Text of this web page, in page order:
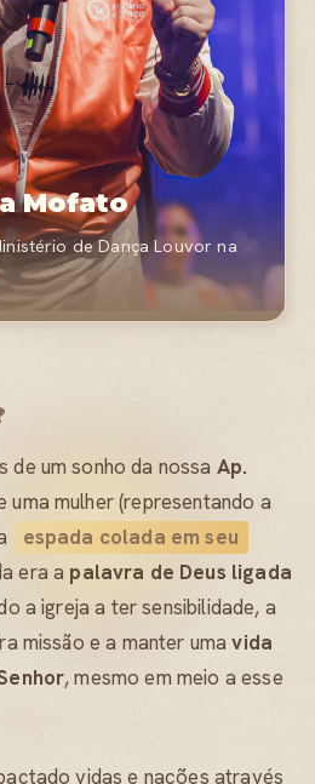
Mofato
de Dança Louvor na
de um sonho da nossa Ap.
uma mulher (representando a
espada colada em seu
era a palavra de Deus ligada
a igreja a ter sensibilidade, a
missão e a manter umavida
, mesmo em meio a esse
vidas e nações através